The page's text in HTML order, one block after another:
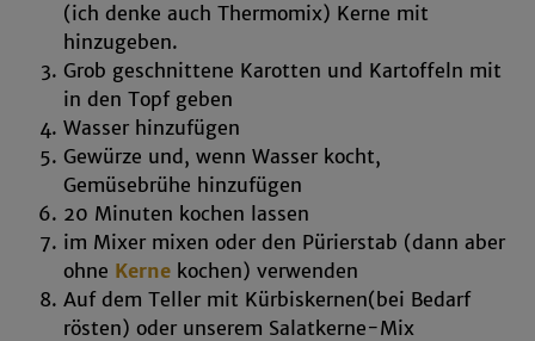
(ich denke auch Thermomix) Kerne mit
hinzugeben.
Grob geschnittene Karotten und Kartoffeln mit
in den Topf geben
Wasser hinzufügen
Gewürze und, wenn Wasser kocht,
Gemüsebrühe hinzufügen
20 Minuten kochen lassen
im Mixer mixen oder den Pürierstab (dann aber
ohne Kerne kochen) verwenden
Auf dem Teller mit Kürbiskernen(bei Bedarf
rösten) oder unserem Salatkerne-Mix